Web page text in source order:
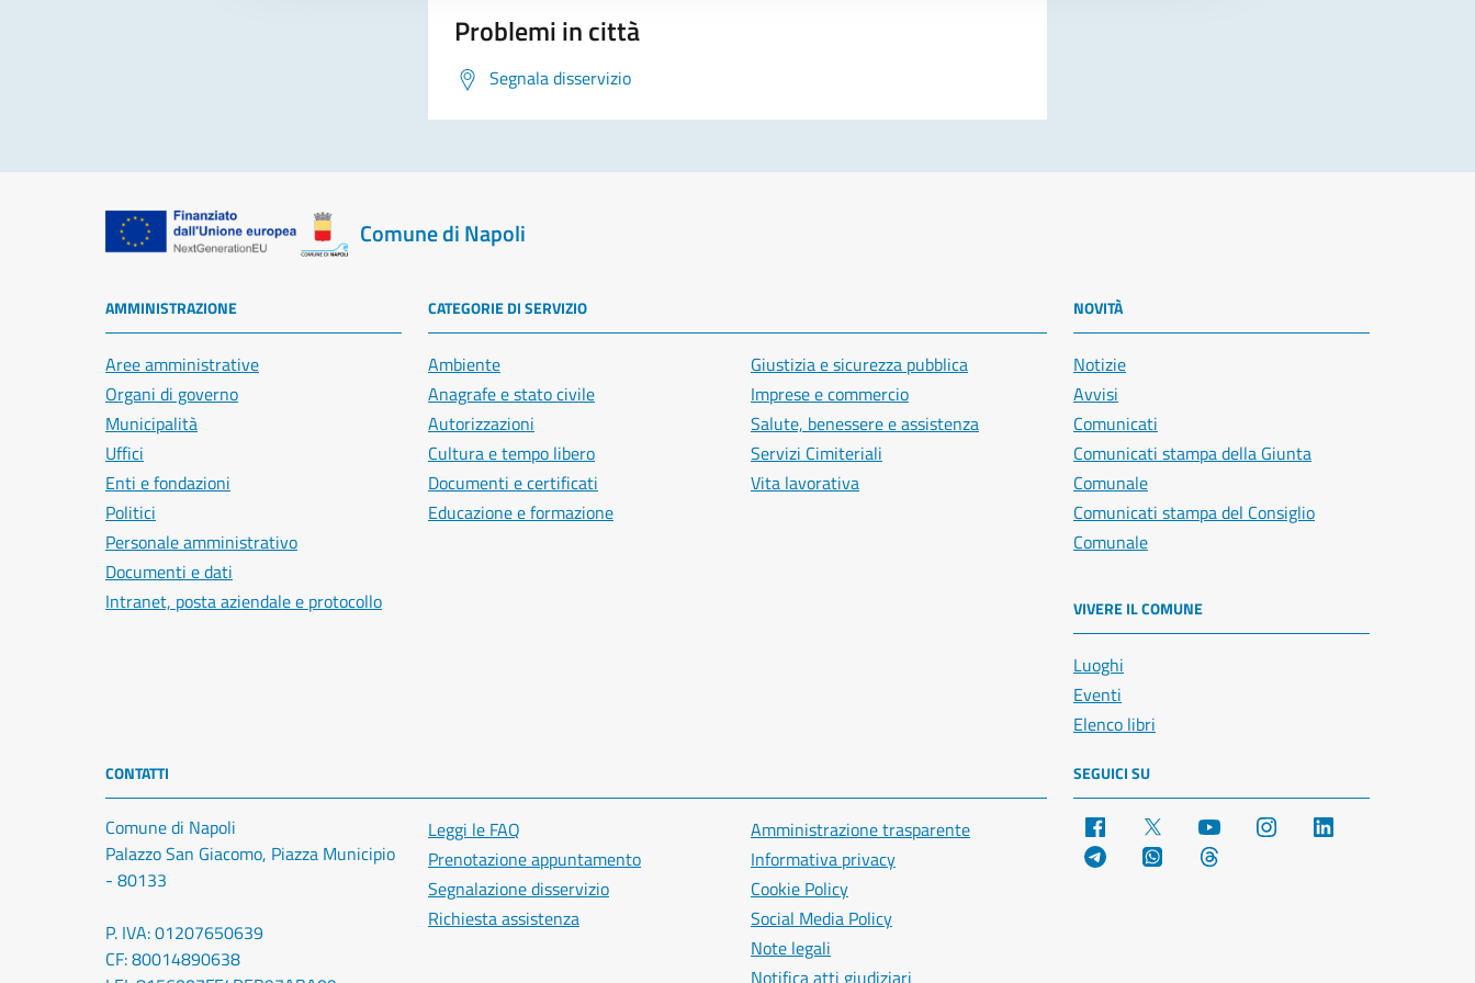
Problemi in città
Segnala disservizio
Comune di Napoli
AMMINISTRAZIONE
Aree amministrative
Organi di governo
Municipalità
Uffici
Enti e fondazioni
Politici
Personale amministrativo
Documenti e dati
Intranet, posta aziendale e protocollo
CATEGORIE DI SERVIZIO
Ambiente
Anagrafe e stato civile
Autorizzazioni
Cultura e tempo libero
Documenti e certificati
Educazione e formazione
Giustizia e sicurezza pubblica
Imprese e commercio
Salute, benessere e assistenza
Servizi Cimiteriali
Vita lavorativa
NOVITÀ
Notizie
Avvisi
Comunicati
Comunicati stampa della Giunta
Comunale
Comunicati stampa del Consiglio
Comunale
VIVERE IL COMUNE
Luoghi
Eventi
Elenco libri
CONTATTI
Comune di Napoli
Palazzo San Giacomo, Piazza Municipio
- 80133
P. IVA: 01207650639
CF: 80014890638
Leggi le FAQ
Prenotazione appuntamento
Segnalazione disservizio
Richiesta assistenza
Amministrazione trasparente
Informativa privacy
Cookie Policy
Social Media Policy
Note legali
SEGUICI SU
Facebook YouTube Instagram
Telegram WhatsApp